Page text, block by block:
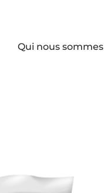
Qui nous sommes